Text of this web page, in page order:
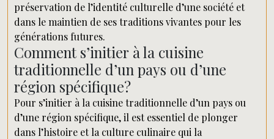
préservation de l’identité culturelle d’une société et
dans le maintien de ses traditions vivantes pour les
générations futures.
Comment s’initier à la cuisine
traditionnelle d’un pays ou d’une
région spécifique?
Pour s’initier à la cuisine traditionnelle d’un pays ou
d’une région spécifique, il est essentiel de plonger
dans l’histoire et la culture culinaire qui la